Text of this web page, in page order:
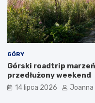
GÓRY
Górski roadtrip
przedłużony weekend
14 lipca 2026 Joanna